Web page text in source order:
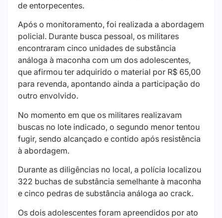
de entorpecentes.
Após o monitoramento, foi realizada a abordagem
policial. Durante busca pessoal, os militares
encontraram cinco unidades de substância
análoga à maconha com um dos adolescentes,
que afirmou ter adquirido o material por R$ 65,00
para revenda, apontando ainda a participação do
outro envolvido.
No momento em que os militares realizavam
buscas no lote indicado, o segundo menor tentou
fugir, sendo alcançado e contido após resistência
à abordagem.
Durante as diligências no local, a polícia localizou
322 buchas de substância semelhante à maconha
e cinco pedras de substância análoga ao crack.
Os dois adolescentes foram apreendidos por ato